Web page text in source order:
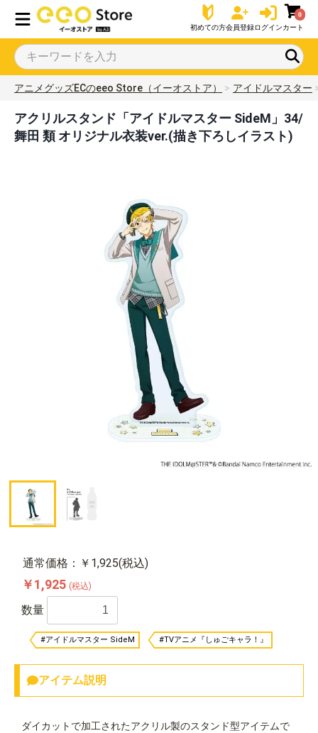
初めての方会員登録ログイン
0
カート
アニメグッズECのeeo Store（イーオストア） アイドルマスター
アクリルスタンド「アイドルマスター SideM」34/
舞田 類 オリジナル衣装ver.(描き下ろしイラスト)
通常価格：￥1,925(税込)
￥1,925 (税込)
数量
#アイドルマスター SideM #TVアニメ『しゅごキャラ！』
アイテム説明
ダイカットで加工されたアクリル製のスタンド型アイテムで